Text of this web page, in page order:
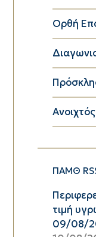
Ορθή
ΠΑΜΘ
τιμή
09/08/